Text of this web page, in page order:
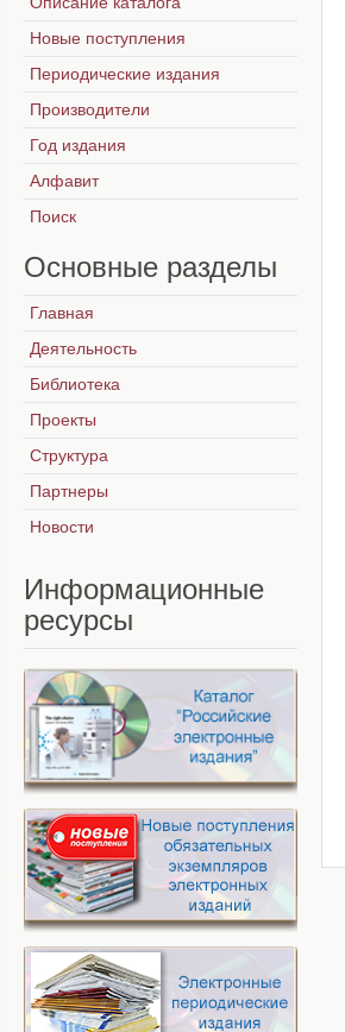
Новые поступления
Периодические издания
Производители
Год издания
Алфавит
Поиск
Основные разделы
Главная
Деятельность
Библиотека
Проекты
Структура
Партнеры
Новости
Информационные
ресурсы